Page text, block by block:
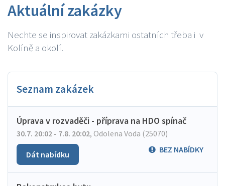
Aktuální zakázky
Nechte se inspirovat zakázkami ostatních třeba i v
Kolíně a okolí.
Seznam zakázek
Úprava v rozvaděči - příprava na HDO spínač
30.7. 20:02 - 7.8. 20:02, Odolena Voda (25070)
BEZ NABÍDKY
Dát nabídku